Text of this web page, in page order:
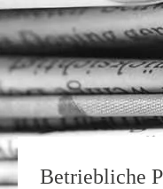
Betriebliche